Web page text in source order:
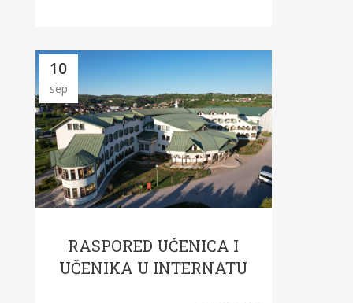
10
sep
RASPORED UČENICA I
UČENIKA U INTERNATU